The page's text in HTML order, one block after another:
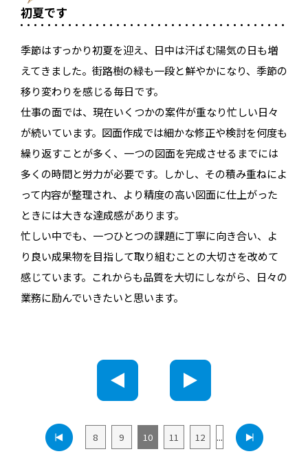
初夏です
季節はすっかり初夏を迎え、日中は汗ばむ陽気の日も増
えてきました。街路樹の緑も一段と鮮やかになり、季節の
移り変わりを感じる毎日です。
仕事の面では、現在いくつかの案件が重なり忙しい日々
が続いています。図面作成では細かな修正や検討を何度も
繰り返すことが多く、一つの図面を完成させるまでには
多くの時間と労力が必要です。しかし、その積み重ねによ
って内容が整理され、より精度の高い図面に仕上がった
ときには大きな達成感があります。
忙しい中でも、一つひとつの課題に丁寧に向き合い、よ
り良い成果物を目指して取り組むことの大切さを改めて
感じています。これからも品質を大切にしながら、日々の
業務に励んでいきたいと思います。
8 9 10 11 12 ...